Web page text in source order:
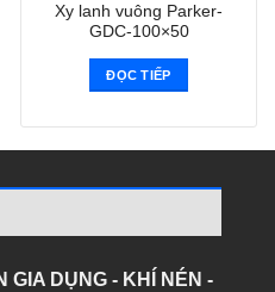
Xy lanh vuông Parker-
GDC-100×50
ĐỌC TIẾP
GIA DỤNG - KHÍ NÉN -